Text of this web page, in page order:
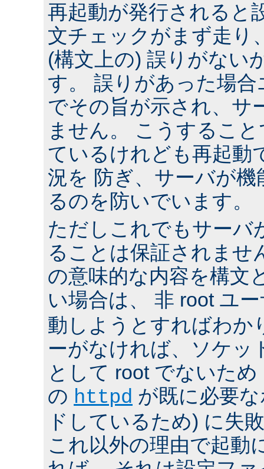
再起動が発行されると
文チェックがまず走り
(構文上の) 誤りがない
す。 誤りがあった場
でその旨が示され、サ
ません。 こうするこ
ているけれども再起動
況を 防ぎ、サーバが
るのを防いでいます。
ただしこれでもサーバ
ることは保証されませ
の意味的な内容を構文
い場合は、 非 root ユ
動しようとすればわか
ーがなければ、ソケッ
として root でないた
の httpd が既に必要
ドしているため) に失
これ以外の理由で起動